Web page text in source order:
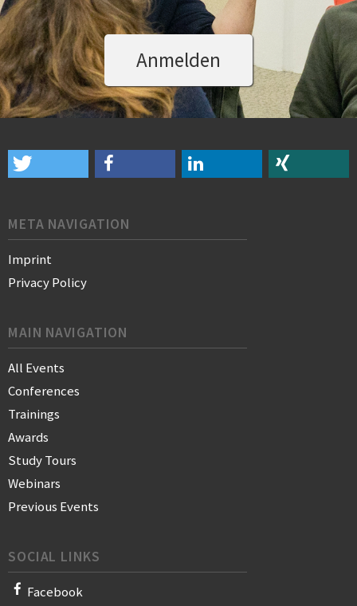
Anmelden
META NAVIGATION
Imprint
Privacy Policy
MAIN NAVIGATION
All Events
Conferences
Trainings
Awards
Study Tours
Webinars
Previous Events
SOCIAL LINKS
Facebook